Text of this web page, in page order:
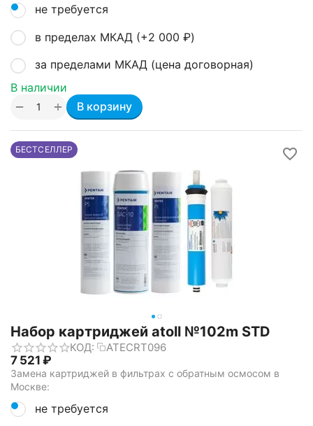
не требуется
в пределах МКАД (+2 000 ₽)
за пределами МКАД (цена договорная)
В наличии
+
− В корзину
БЕСТСЕЛЛЕР
Набор картриджей atoll №102m STD
КОД: ATECRT096
7 521 ₽
Замена картриджей в фильтрах с обратным осмосом в
Москве:
не требуется